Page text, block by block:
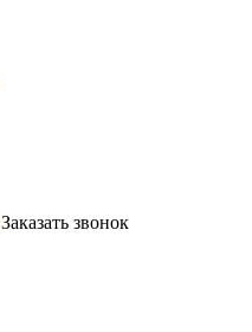
Заказать звонок